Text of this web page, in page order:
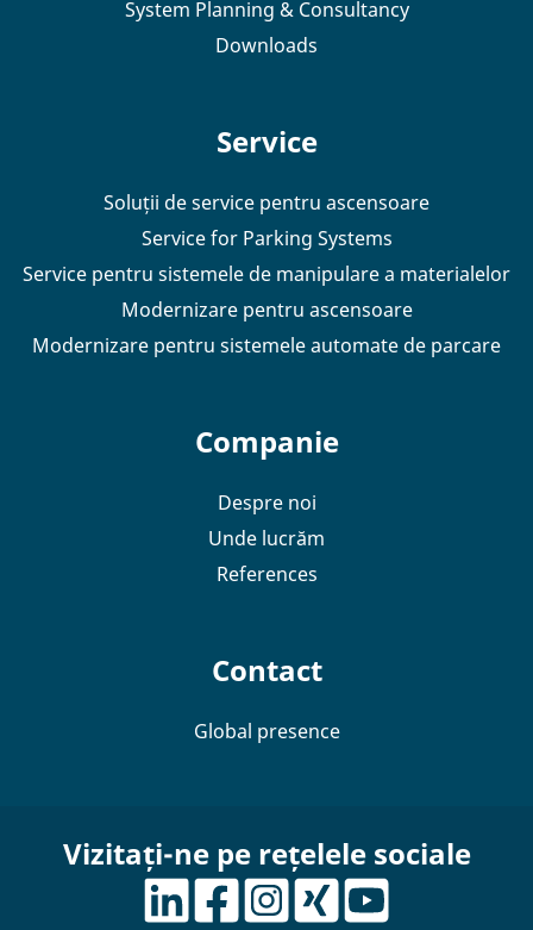
System Planning & Consultancy
Downloads
Service
Soluții de service pentru ascensoare
Service for Parking Systems
Service pentru sistemele de manipulare a materialelor
Modernizare pentru ascensoare
Modernizare pentru sistemele automate de parcare
Companie
Despre noi
Unde lucrăm
References
Contact
Global presence
Vizitați-ne pe rețelele sociale